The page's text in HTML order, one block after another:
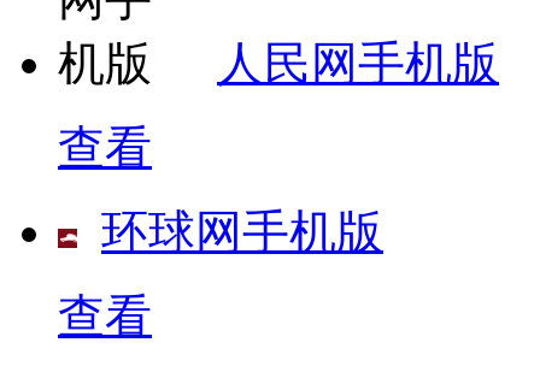
人民网手机版
查看
环球网手机版
查看